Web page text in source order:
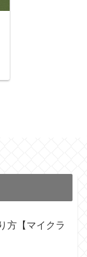
方【マイクラ